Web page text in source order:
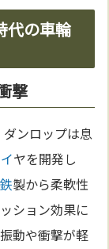
代の車輪
撃
ンロップは息
ヤを開発し
鉄製から柔軟性
ション効果に
動や衝撃が軽